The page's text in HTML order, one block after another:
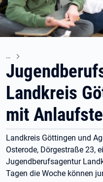
Landkreis
mit
Landkreis Göttingen und
Osterode, Dörgestraße 23,
Jugendberufsagentur
Tagen die Woche können